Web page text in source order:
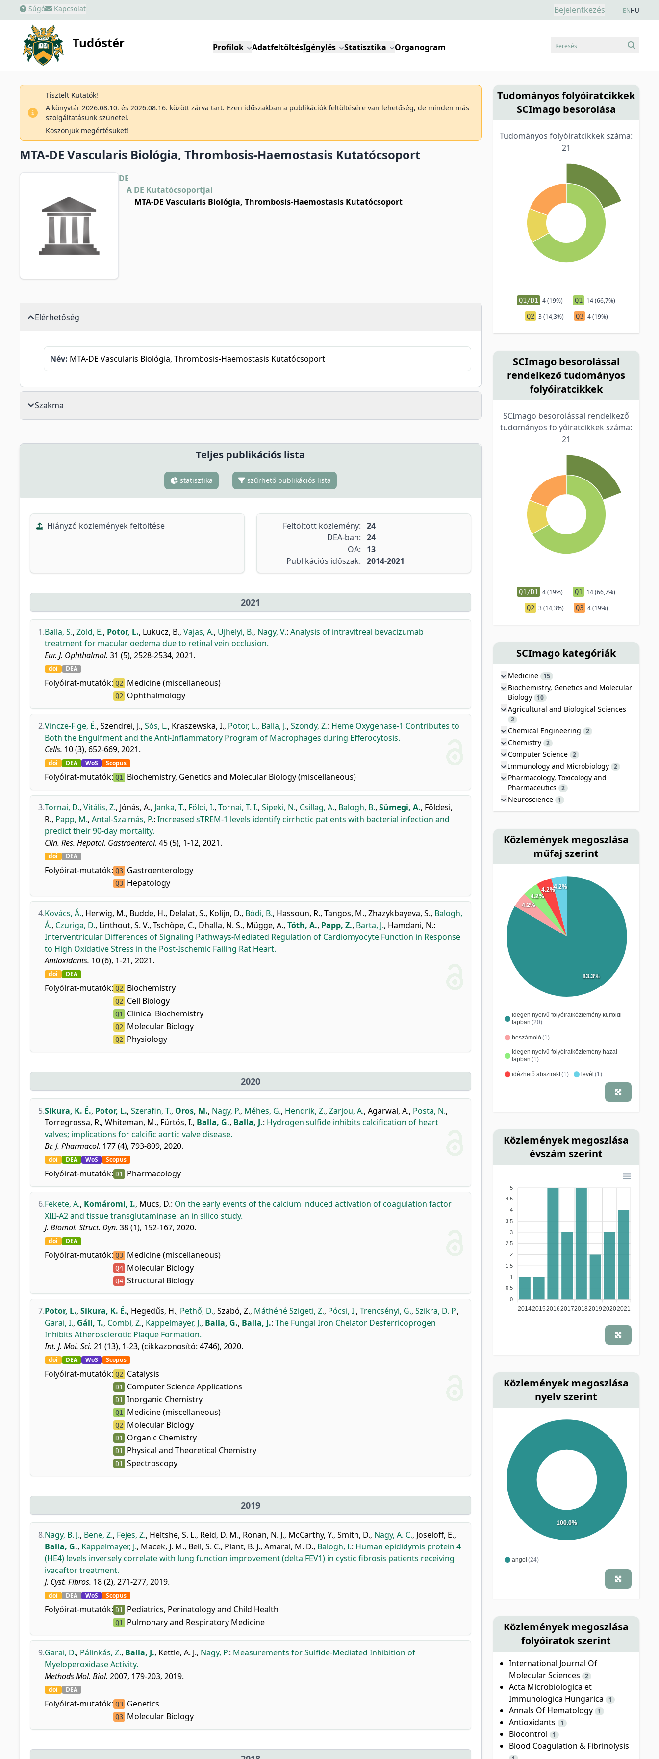
Súgó Kapcsolat Bejelentkezés ENHU
Tudóstér Profilok AdatfeltöltésIgénylés Statisztika Organogram Keresés
Tisztelt Kutatók!
A könyvtár 2026.08.10. és 2026.08.16. között zárva tart. Ezen időszakban a publikációk feltöltésére van lehetőség, de minden más
szolgáltatásunk szünetel.
Köszönjük megértésüket!
MTA-DE Vascularis Biológia, Thrombosis-Haemostasis Kutatócsoport
DE
A DE Kutatócsoportjai
MTA-DE Vascularis Biológia, Thrombosis-Haemostasis Kutatócsoport
Elérhetőség
Név: MTA-DE Vascularis Biológia, Thrombosis-Haemostasis Kutatócsoport
Szakma
Teljes publikációs lista
statisztika szűrhető publikációs lista
Hiányzó közlemények feltöltése Feltöltött közlemény: 24
DEA-ban: 24
OA:
13
Publikációs időszak: 2014-2021
2021
1.Balla, S., Zöld, E., Potor, L., Lukucz, B., Vajas, A., Ujhelyi, B., Nagy, V.: Analysis of intravitreal bevacizumab
treatment for macular oedema due to retinal vein occlusion.
Eur. J. Ophthalmol. 31 (5), 2528-2534, 2021.
doi DEA
Folyóirat-mutatók: Q2 Medicine (miscellaneous)
Q2 Ophthalmology
2.Vincze-Fige, É., Szendrei, J., Sós, L., Kraszewska, I., Potor, L., Balla, J., Szondy, Z.: Heme Oxygenase-1 Contributes to
Both the Engulfment and the Anti-Inflammatory Program of Macrophages during Efferocytosis.
Cells. 10 (3), 652-669, 2021.
doi DEA WoS Scopus
Folyóirat-mutatók: Q1 Biochemistry, Genetics and Molecular Biology (miscellaneous)
3.Tornai, D., Vitális, Z., Jónás, A., Janka, T., Földi, I., Tornai, T. I., Sipeki, N., Csillag, A., Balogh, B., Sümegi, A., Földesi,
R., Papp, M., Antal-Szalmás, P.: Increased sTREM-1 levels identify cirrhotic patients with bacterial infection and
predict their 90-day mortality.
Clin. Res. Hepatol. Gastroenterol. 45 (5), 1-12, 2021.
doi DEA
Folyóirat-mutatók: Q3 Gastroenterology
Q3 Hepatology
4.Kovács, Á., Herwig, M., Budde, H., Delalat, S., Kolijn, D., Bódi, B., Hassoun, R., Tangos, M., Zhazykbayeva, S., Balogh,
Á., Czuriga, D., Linthout, S. V., Tschöpe, C., Dhalla, N. S., Mügge, A., Tóth, A., Papp, Z., Barta, J., Hamdani, N.:
Interventricular Differences of Signaling Pathways-Mediated Regulation of Cardiomyocyte Function in Response
to High Oxidative Stress in the Post-Ischemic Failing Rat Heart.
Antioxidants. 10 (6), 1-21, 2021.
doi DEA
Folyóirat-mutatók: Q2 Biochemistry
Q2 Cell Biology
Q1 Clinical Biochemistry
Q2 Molecular Biology
Q2 Physiology
2020
5.Sikura, K. É., Potor, L., Szerafin, T., Oros, M., Nagy, P., Méhes, G., Hendrik, Z., Zarjou, A., Agarwal, A., Posta, N.,
Torregrossa, R., Whiteman, M., Fürtös, I., Balla, G., Balla, J.: Hydrogen sulfide inhibits calcification of heart
valves; implications for calcific aortic valve disease.
Br. J. Pharmacol. 177 (4), 793-809, 2020.
doi DEA WoS Scopus
Folyóirat-mutatók: D1 Pharmacology
6.Fekete, A., Komáromi, I., Mucs, D.: On the early events of the calcium induced activation of coagulation factor
XIII-A2 and tissue transglutaminase: an in silico study.
J. Biomol. Struct. Dyn. 38 (1), 152-167, 2020.
doi DEA
Folyóirat-mutatók: Q3 Medicine (miscellaneous)
Q4 Molecular Biology
Q4 Structural Biology
7.Potor, L., Sikura, K. É., Hegedűs, H., Pethő, D., Szabó, Z., Máthéné Szigeti, Z., Pócsi, I., Trencsényi, G., Szikra, D. P.,
Garai, I., Gáll, T., Combi, Z., Kappelmayer, J., Balla, G., Balla, J.: The Fungal Iron Chelator Desferricoprogen
Inhibits Atherosclerotic Plaque Formation.
Int. J. Mol. Sci. 21 (13), 1-23, (cikkazonosító: 4746), 2020.
doi DEA WoS Scopus
Folyóirat-mutatók: Q2 Catalysis
D1 Computer Science Applications
D1 Inorganic Chemistry
Q1 Medicine (miscellaneous)
Q2 Molecular Biology
D1 Organic Chemistry
D1 Physical and Theoretical Chemistry
D1 Spectroscopy
2019
8.Nagy, B. J., Bene, Z., Fejes, Z., Heltshe, S. L., Reid, D. M., Ronan, N. J., McCarthy, Y., Smith, D., Nagy, A. C., Joseloff, E.,
Balla, G., Kappelmayer, J., Macek, J. M., Bell, S. C., Plant, B. J., Amaral, M. D., Balogh, I.: Human epididymis protein 4
(HE4) levels inversely correlate with lung function improvement (delta FEV1) in cystic fibrosis patients receiving
ivacaftor treatment.
J. Cyst. Fibros. 18 (2), 271-277, 2019.
doi DEA WoS Scopus
Folyóirat-mutatók: D1 Pediatrics, Perinatology and Child Health
Q1 Pulmonary and Respiratory Medicine
9.Garai, D., Pálinkás, Z., Balla, J., Kettle, A. J., Nagy, P.: Measurements for Sulfide-Mediated Inhibition of
Myeloperoxidase Activity.
Methods Mol. Biol. 2007, 179-203, 2019.
doi DEA
Folyóirat-mutatók: Q3 Genetics
Q3 Molecular Biology
Tudományos folyóiratcikkek
SCImago besorolása
Tudományos folyóiratcikkek száma:
21
Q1/D1 4 (19%) Q1 14 (66,7%)
Q2 3 (14,3%) Q3 4 (19%)
SCImago besorolással
rendelkező tudományos
folyóiratcikkek
SCImago besorolással rendelkező
tudományos folyóiratcikkek száma:
21
Q1/D1 4 (19%) Q1 14 (66,7%)
Q2 3 (14,3%) Q3 4 (19%)
SCImago kategóriák
Medicine 15
Biochemistry, Genetics and Molecular
Biology
10
Agricultural and Biological Sciences
2
Chemical Engineering 2
Chemistry 2
Computer Science 2
Immunology and Microbiology 2
Pharmacology, Toxicology and
Pharmaceutics
2
Neuroscience 1
Közlemények megoszlása
műfaj szerint
idegen nyelvű folyóiratközlemény külföldi
lapban (20)
beszámoló(1)
idegen nyelvű folyóiratközlemény hazai
lapban (1)
idézhető absztrakt(1) levél (1)
83.3%
4.2%
4.2%
4.2%4.2%
Közlemények megoszlása
évszám szerint
5
4.5
4
3.5
3
2.5
2
1.5
1
0.5
0
20142015201620172018201920202021
Közlemények megoszlása
nyelv szerint
angol (24)
100.0%
Közlemények megoszlása
folyóiratok szerint
International Journal Of
Molecular Sciences
2
Acta Microbiologica et
Immunologica Hungarica
1
Annals Of Hematology 1
Antioxidants 1
Biocontrol 1
Blood Coagulation & Fibrinolysis